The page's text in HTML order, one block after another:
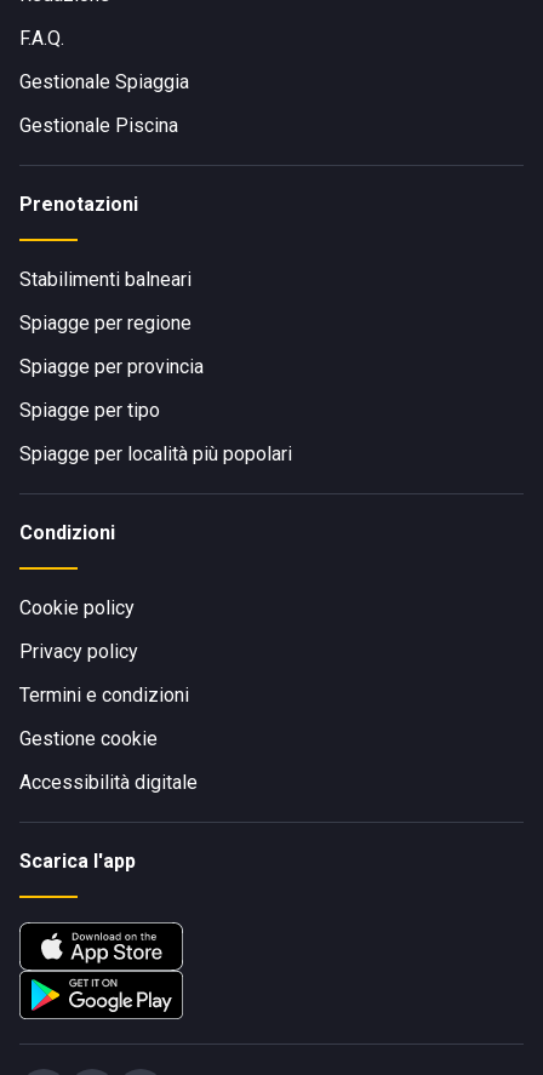
F.A.Q.
Gestionale Spiaggia
Gestionale Piscina
Prenotazioni
Stabilimenti balneari
Spiagge per regione
Spiagge per provincia
Spiagge per tipo
Spiagge per località più popolari
Condizioni
Cookie policy
Privacy policy
Termini e condizioni
Gestione cookie
Accessibilità digitale
Scarica l'app